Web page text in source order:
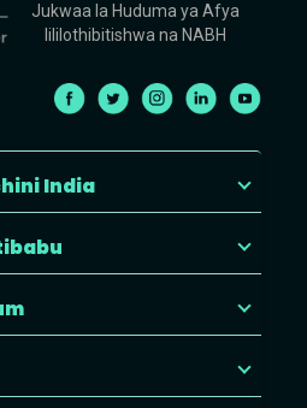
Jukwaa la Huduma ya Afya
lililothibitishwa na NABH
India